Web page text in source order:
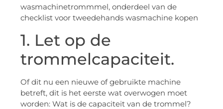
1. Let op de
trommelcapaciteit.
Of dit nu een nieuwe of gebruikte machine
betreft, dit is het eerste wat overwogen moet
worden: Wat is de capaciteit van de trommel?